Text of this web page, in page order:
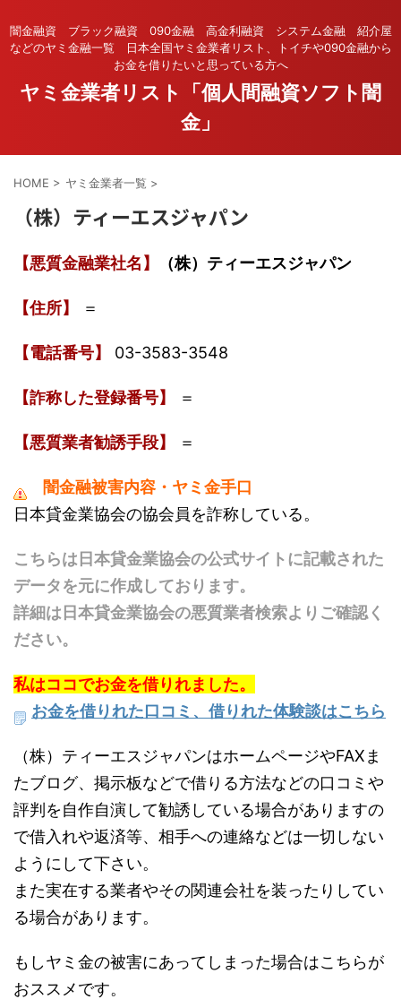
闇金融資 ブラック融資 090金融 高金利融資 システム金融 紹介屋
などのヤミ金融一覧 日本全国ヤミ金業者リスト、トイチや090金融から
お金を借りたいと思っている方へ
ヤミ金業者リスト「個人間融資ソフト闇
金」
HOME > ヤミ金業者一覧 >
（株）ティーエスジャパン
【悪質金融業社名】 （株）ティーエスジャパン
【住所】 ＝
【電話番号】 03-3583-3548
【詐称した登録番号】 ＝
【悪質業者勧誘手段】 ＝
闇金融被害内容・ヤミ金手口
日本貸金業協会の協会員を詐称している。
こちらは日本貸金業協会の公式サイトに記載された
データを元に作成しております。
詳細は日本貸金業協会の悪質業者検索よりご確認く
ださい。
私はココでお金を借りれました。
お金を借りれた口コミ、借りれた体験談はこちら
（株）ティーエスジャパンはホームページやFAXま
たブログ、掲示板などで借りる方法などの口コミや
評判を自作自演して勧誘している場合がありますの
で借入れや返済等、相手への連絡などは一切しない
ようにして下さい。
また実在する業者やその関連会社を装ったりしてい
る場合があります。
もしヤミ金の被害にあってしまった場合はこちらが
おススメです。